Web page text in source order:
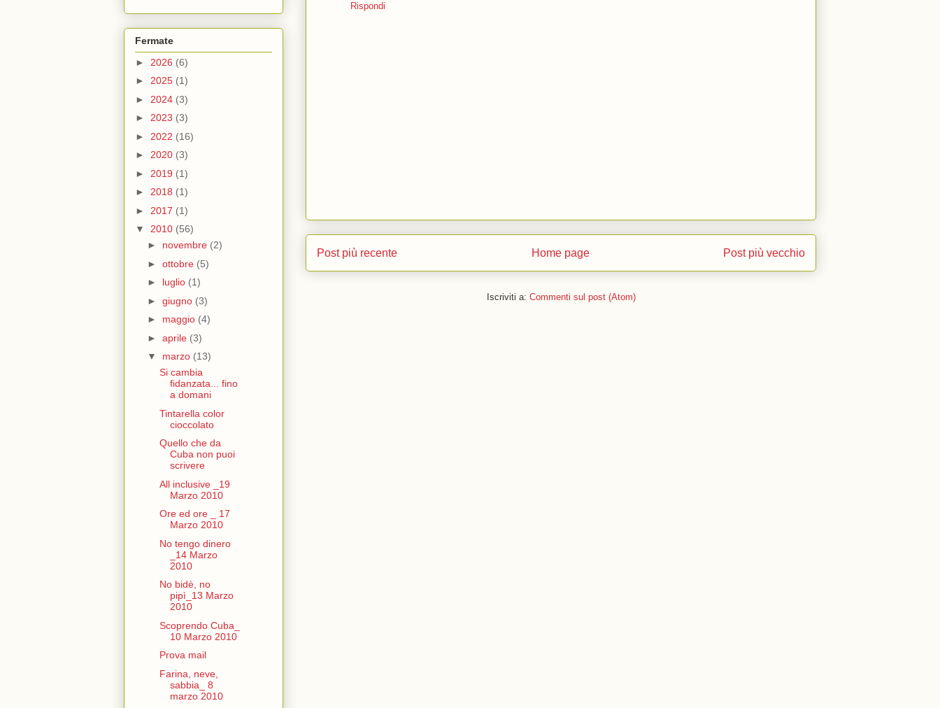
Rispondi
Post più recente Post più vecchio
Home page
Iscriviti a: Commenti sul post (Atom)
Fermate
► 2026 (6)
► 2025 (1)
► 2024 (3)
► 2023 (3)
► 2022 (16)
► 2020 (3)
► 2019 (1)
► 2018 (1)
► 2017 (1)
▼ 2010 (56)
► novembre (2)
► ottobre (5)
► luglio (1)
► giugno (3)
► maggio (4)
► aprile (3)
▼ marzo (13)
Si cambia
fidanzata... fino
a domani
Tintarella color
cioccolato
Quello che da
Cuba non puoi
scrivere
All inclusive _19
Marzo 2010
Ore ed ore _ 17
Marzo 2010
No tengo dinero
_14 Marzo
2010
No bidè, no
pipì_13 Marzo
2010
Scoprendo Cuba_
10 Marzo 2010
Prova mail
Farina, neve,
sabbia_ 8
marzo 2010